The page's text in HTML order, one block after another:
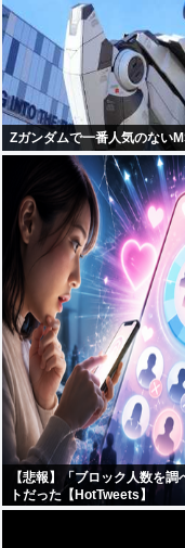
Zガンダムで一番人気のない
【悲報】「ブロック人数を
トだった【HotTweets】